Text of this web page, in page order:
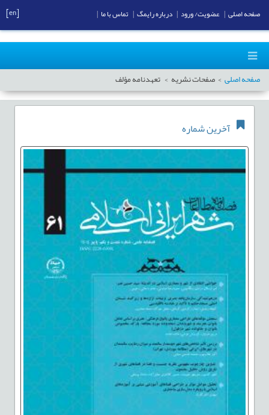
صفحه اصلی صفحات نشریه تعهدنامه مؤلف
آخرین شماره
صفحه اصلی عضویت/ ورود درباره رایمگ تماس با ما